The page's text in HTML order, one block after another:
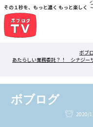
その１秒を、もっと濃く もっと楽しく
ボブ
あたらしい業務委託？！ シナジー
ボブログ
2020/